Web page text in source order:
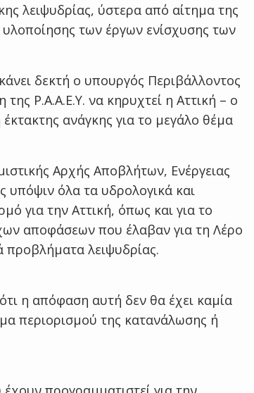
λειψυδρίας, ύστερα από αίτημα της
των έργων ενίσχυσης των
δεκτή ο υπουργός Περιβάλλοντος
Ρ.Α.Α.Ε.Υ. να κηρυχτεί η Αττική – ο
ανάγκης για το μεγάλο θέμα
Αρχής Αποβλήτων, Ενέργειας
υπόψιν όλα τα υδρολογικά και
για την Αττική, όπως και για το
αποφάσεων που έλαβαν για τη Λέρο
προβλήματα λειψυδρίας.
η απόφαση αυτή δεν θα έχει καμία
περιορισμού της κατανάλωσης ή